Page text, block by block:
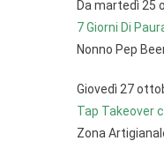
Da martedì 25
7 Giorni Di
Nonno Pep
Giovedì 27
Tap Takeover
Zona